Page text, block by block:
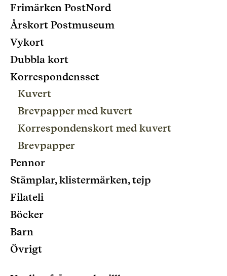
Frimärken PostNord
Årskort Postmuseum
Vykort
Dubbla kort
Korrespondensset
Kuvert
Brevpapper med kuvert
Korrespondenskort med kuvert
Brevpapper
Pennor
Stämplar, klistermärken, tejp
Filateli
Böcker
Barn
Övrigt